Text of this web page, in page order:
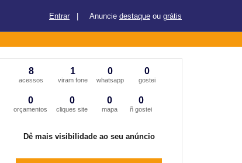
Entrar Anuncie destaque ou grátis
8
acessos
1
viram fone
0
whatsapp
0
gostei
0
orçamentos
0
cliques site
0
mapa
0
ñ gostei
Dê mais visibilidade ao seu anúncio